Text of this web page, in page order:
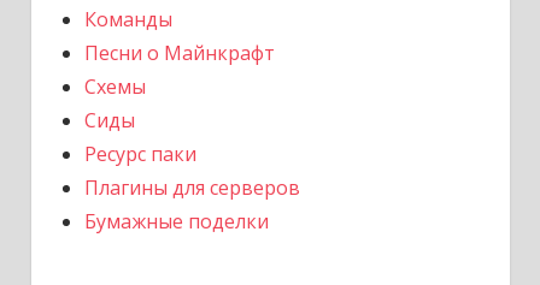
Команды
Песни о Майнкрафт
Схемы
Сиды
Ресурс паки
Плагины для серверов
Бумажные поделки